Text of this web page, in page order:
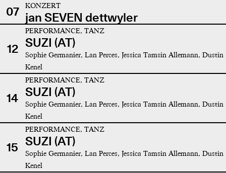
07
KONZERT
jan SEVEN dettwyler
12
PERFORMANCE, TANZ
SUZI (AT)
Sophie Germanier, Lan Perces, Jessica Tamsin Allemann, Dustin
Kenel
14
PERFORMANCE, TANZ
SUZI (AT)
Sophie Germanier, Lan Perces, Jessica Tamsin Allemann, Dustin
Kenel
15
PERFORMANCE, TANZ
SUZI (AT)
Sophie Germanier, Lan Perces, Jessica Tamsin Allemann, Dustin
Kenel